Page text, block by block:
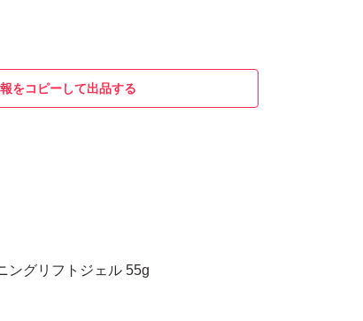
をコピーして出品する
ングリフトジェル 55g